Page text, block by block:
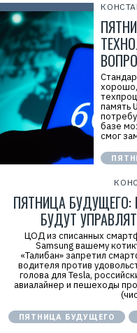
память
базе
смог
ПЯТНИЦА БУДУЩЕГО:
БУДУТ
ЦОД из списанных
Samsung вашему
«Талибан» запретил
водителя против
голова для Tesla,
авиалайнер и пешеходы
ПЯТНИЦА БУДУЩЕГО